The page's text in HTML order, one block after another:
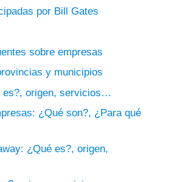
por Bill Gates
sobre empresas
y municipios
es?, origen, servicios…
¿Qué son?, ¿Para qué
¿Qué es?, origen,